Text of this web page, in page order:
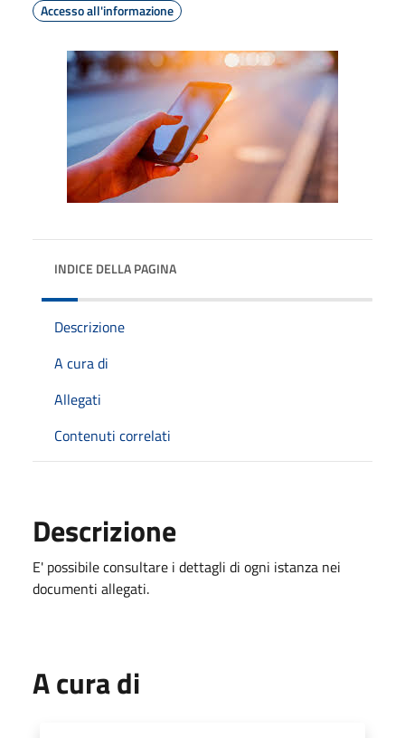
Accesso all'informazione
INDICE DELLA PAGINA
Descrizione
A cura di
Allegati
Contenuti correlati
Descrizione
E' possibile consultare i dettagli di ogni istanza nei
documenti allegati.
A cura di